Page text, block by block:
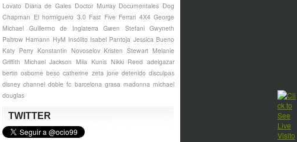
Lovato Diana de Gales Doctor Murray Documentales Dog
Chapman El hormiguero 3.0 Fast Five Ferrari 4X4 George
Michael Guillermo de Inglaterra Gwen Stefani Gwyneth
Paltrow Hamann HyM Insólito Isabel Pantoja Jessica Bueno
Katy Perry Konstantin Novoselov Kristen Stewart Melanie
Griffith Michael Jackson Mila Kunis Nikki Reed adelgazar
bertin osborne beso catherine zeta jone detenido disculpas
disney channel doble fc barcelona grasa madonna michael
douglas
TWITTER